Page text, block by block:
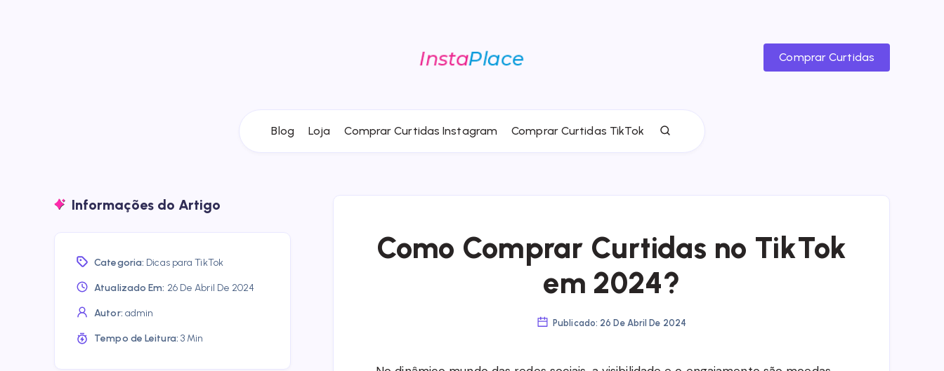
Blog Loja Comprar Curtidas Instagram Comprar Curtidas TikTok
Comprar Curtidas
Como Comprar Curtidas no TikTok
em 2024?
Publicado: 26 De Abril De 2024
Informações do Artigo
Categoria: Dicas para TikTok
Atualizado Em: 26 De Abril De 2024
Autor: admin
Tempo de Leitura: 3 Min